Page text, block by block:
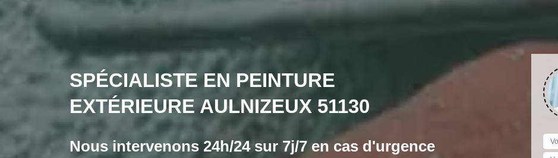
SPÉCIALISTE EN PEINTURE
EXTÉRIEURE AULNIZEUX 51130
Nous intervenons 24h/24 sur 7j/7 en cas d'urgence